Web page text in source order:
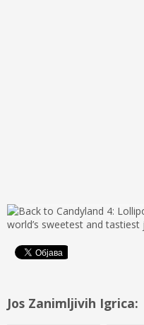
world’s sweetest and
Jos Zanimljivih Igrica: